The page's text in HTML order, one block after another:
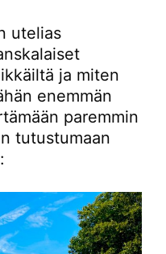
utelias
ja miten
enemmän
paremmin
tutustumaan